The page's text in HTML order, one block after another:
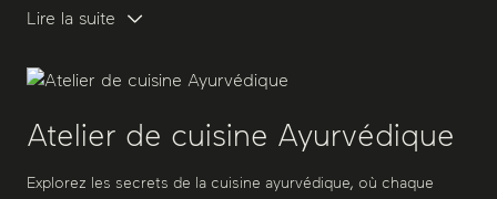
Lire la suite
Atelier de cuisine Ayurvédique
Explorez les secrets de la cuisine ayurvédique, où chaque